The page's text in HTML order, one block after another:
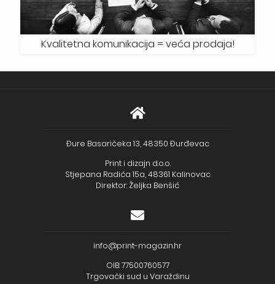
Kvalitetna komunikacija = veća prodaja!
Đure Basaričeka 13, 48350 Đurđevac
Print i dizajn d.o.o.
Stjepana Radića 15a, 48361 Kalinovac
Direktor: Željka Benšić
info@print-magazin.hr
OIB: 77500760577
Trgovački sud u Varaždinu